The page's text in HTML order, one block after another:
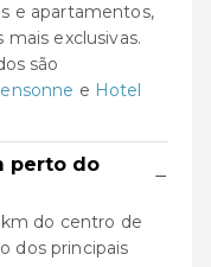
e apartamentos,
exclusivas.
são
e Hotel
perto do
−
do centro de
dos principais